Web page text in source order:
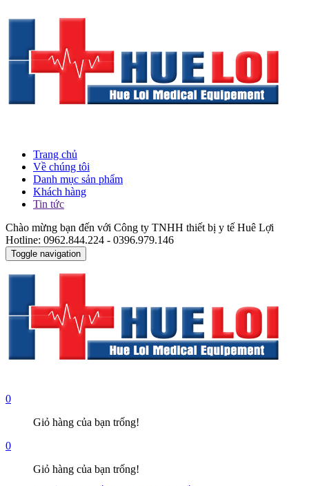
Trang chủ
Về chúng tôi
Danh mục sản phẩm
Khách hàng
Tin tức
Chào mừng bạn đến với Công ty TNHH thiết bị y tế Huê Lợi
Hotline: 0962.844.224 - 0396.979.146
Toggle navigation
0
Giỏ hàng của bạn trống!
0
Giỏ hàng của bạn trống!